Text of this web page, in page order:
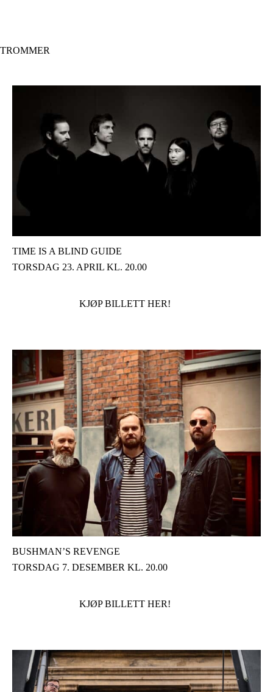
TROMMER
TIME IS A BLIND GUIDE
TORSDAG 23. APRIL KL. 20.00
KJØP BILLETT HER!
BUSHMAN’S REVENGE
TORSDAG 7. DESEMBER KL. 20.00
KJØP BILLETT HER!